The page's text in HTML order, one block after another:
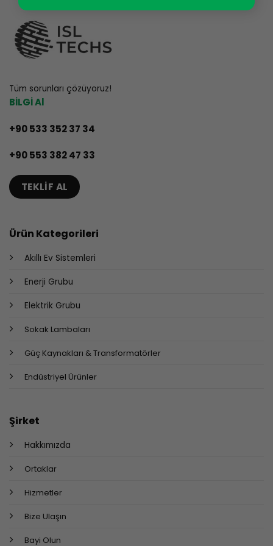
Tüm sorunları çözüyoruz!
BİLGİ Al
+90 533 352 37 34
+90 553 382 47 33
TEKLIF AL
Ürün Kategorileri
Akıllı Ev Sistemleri
Enerji Grubu
Elektrik Grubu
Sokak Lambaları
Güç Kaynakları & Transformatörler
Endüstriyel Ürünler
Şirket
Hakkımızda
Ortaklar
Hizmetler
Bize Ulaşın
Bayi Olun